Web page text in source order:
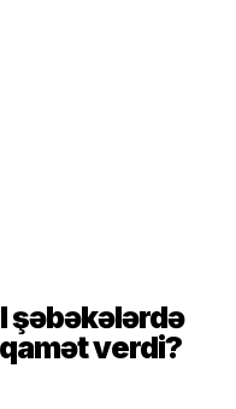
şəbəkələrdə
verdi?